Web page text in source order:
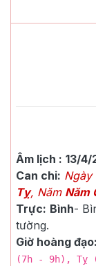
Âm lịch : 13/4/
Can chi: Ngày
Tỵ, Năm Năm
Trực: Bình-
tường.
Giờ hoàng đạo:
(7h - 9h), Tỵ